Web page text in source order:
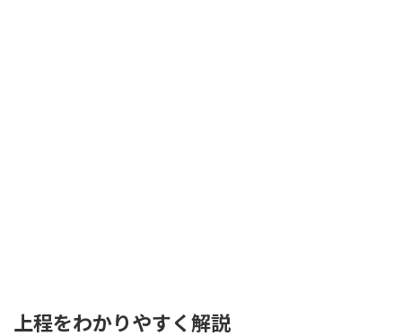
上程をわかりやすく解説